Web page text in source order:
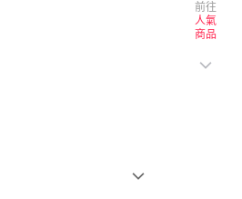
前往
人氣
商品